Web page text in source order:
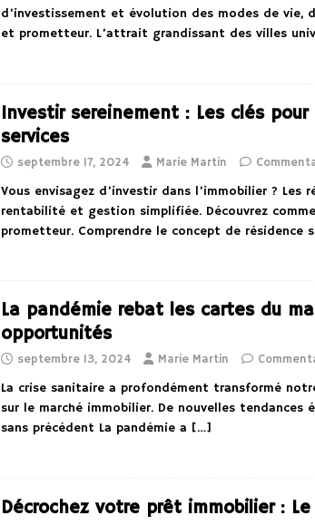
d’investissement et évolution des modes de vie,
et prometteur. L’attrait grandissant des villes
Investir sereinement : Les clés
services
septembre 17, 2024 Marie Martin
Vous envisagez d’investir dans l’immobilier ?
rentabilité et gestion simplifiée. Découvrez
prometteur. Comprendre le concept de résidence
La pandémie rebat les cartes du
opportunités
septembre 13, 2024 Marie Martin
La crise sanitaire a profondément transformé
sur le marché immobilier. De nouvelles tendances
sans précédent La pandémie a […]
Décrochez votre prêt immobilier :